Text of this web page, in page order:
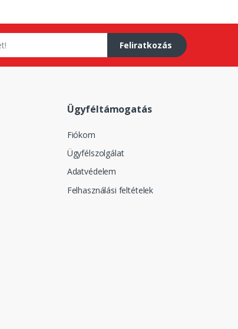
Feliratkozás
Ügyféltámogatás
Fiókom
Ügyfélszolgálat
Adatvédelem
Felhasználási feltételek